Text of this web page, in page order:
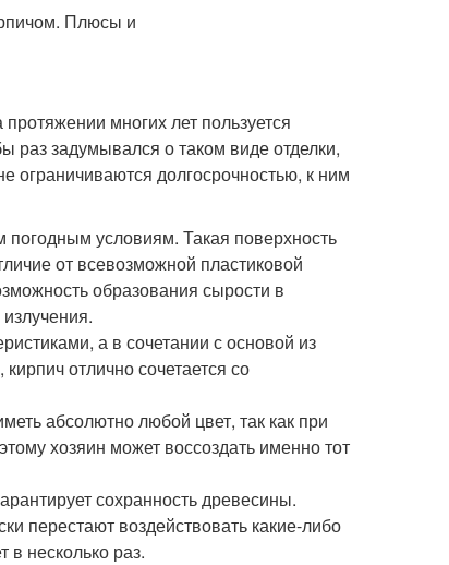
многих лет пользуется
раз задумывался о таком виде отделки,
ограничиваются долгосрочностью, к ним
условиям. Такая поверхность
от всевозможной пластиковой
образования сырости в
а в сочетании с основой из
отлично сочетается со
абсолютно любой цвет, так как при
хозяин может воссоздать именно тот
сохранность древесины.
перестают воздействовать какие-либо
в несколько раз.